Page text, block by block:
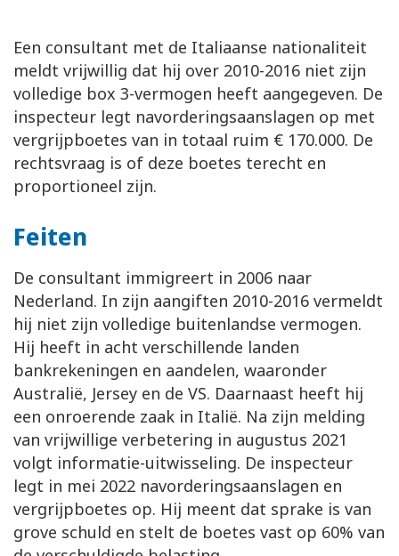
Een consultant met de Italiaanse nationaliteit
meldt vrijwillig dat hij over 2010-2016 niet zijn
volledige box 3-vermogen heeft aangegeven. De
inspecteur legt navorderingsaanslagen op met
vergrijpboetes van in totaal ruim € 170.000. De
rechtsvraag is of deze boetes terecht en
proportioneel zijn.
Feiten
De consultant immigreert in 2006 naar
Nederland. In zijn aangiften 2010-2016 vermeldt
hij niet zijn volledige buitenlandse vermogen.
Hij heeft in acht verschillende landen
bankrekeningen en aandelen, waaronder
Australië, Jersey en de VS. Daarnaast heeft hij
een onroerende zaak in Italië. Na zijn melding
van vrijwillige verbetering in augustus 2021
volgt informatie-uitwisseling. De inspecteur
legt in mei 2022 navorderingsaanslagen en
vergrijpboetes op. Hij meent dat sprake is van
grove schuld en stelt de boetes vast op 60% van